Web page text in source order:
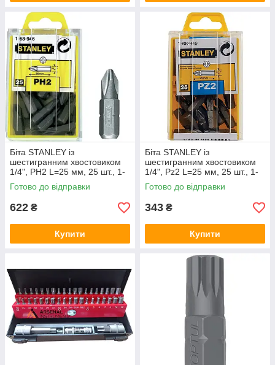
Біта STANLEY із
шестигранним хвостовиком
1/4", PH2 L=25 мм, 25 шт., 1-
68-946
Готово до відправки
622 ₴
Купити
Біта STANLEY із
шестигранним хвостовиком
1/4", Pz2 L=25 мм, 25 шт., 1-
68-949
Готово до відправки
343 ₴
Купити